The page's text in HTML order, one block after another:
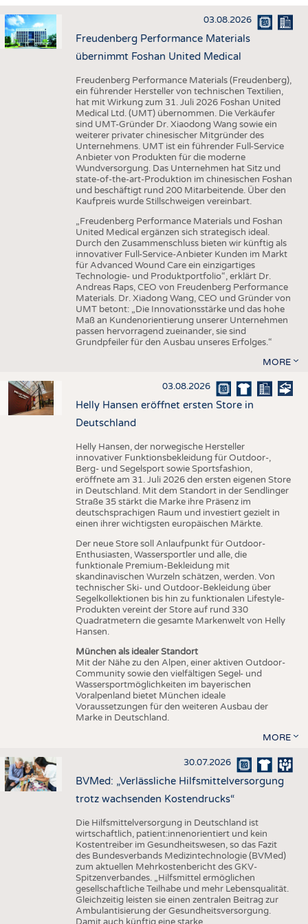
HAUS- UND HEIMTEXTILIEN
BEKLEIDUNG
TESTS
AUSSCHREIBUNGEN
DTV AUSSCHREIBUNGSDIENST
STATISTICS
DAUNENCHECK
ADRESSEN & LINKS
PUBLIKATIONEN
TERMINE
BRANCHENTERMINE
03.08.2026
Freudenberg Performance Materials
übernimmt Foshan United Medical
Freudenberg Performance Materials (Freudenberg),
ein führender Hersteller von technischen Textilien,
hat mit Wirkung zum 31. Juli 2026 Foshan United
Medical Ltd. (UMT) übernommen. Die Verkäufer
sind UMT-Gründer Dr. Xiaodong Wang sowie ein
weiterer privater chinesischer Mitgründer des
Unternehmens. UMT ist ein führender Full-Service
Anbieter von Produkten für die moderne
Wundversorgung. Das Unternehmen hat Sitz und
state-of-the-art-Produktion im chinesischen Foshan
und beschäftigt rund 200 Mitarbeitende. Über den
Kaufpreis wurde Stillschweigen vereinbart.
„Freudenberg Performance Materials und Foshan
United Medical ergänzen sich strategisch ideal.
Durch den Zusammenschluss bieten wir künftig als
innovativer Full-Service-Anbieter Kunden im Markt
für Advanced Wound Care ein einzigartiges
Technologie- und Produktportfolio“, erklärt Dr.
Andreas Raps, CEO von Freudenberg Performance
Materials. Dr. Xiadong Wang, CEO und Gründer von
UMT betont: „Die Innovationsstärke und das hohe
Maß an Kundenorientierung unserer Unternehmen
passen hervorragend zueinander, sie sind
Grundpfeiler für den Ausbau unseres Erfolges.“
MORE
03.08.2026
Helly Hansen eröffnet ersten Store in
Deutschland
Helly Hansen, der norwegische Hersteller
innovativer Funktionsbekleidung für Outdoor-,
Berg- und Segelsport sowie Sportsfashion,
eröffnete am 31. Juli 2026 den ersten eigenen Store
in Deutschland. Mit dem Standort in der Sendlinger
Straße 35 stärkt die Marke ihre Präsenz im
deutschsprachigen Raum und investiert gezielt in
einen ihrer wichtigsten europäischen Märkte.
Der neue Store soll Anlaufpunkt für Outdoor-
Enthusiasten, Wassersportler und alle, die
funktionale Premium-Bekleidung mit
skandinavischen Wurzeln schätzen, werden. Von
technischer Ski- und Outdoor-Bekleidung über
Segelkollektionen bis hin zu funktionalen Lifestyle-
Produkten vereint der Store auf rund 330
Quadratmetern die gesamte Markenwelt von Helly
Hansen.
München als idealer Standort
Mit der Nähe zu den Alpen, einer aktiven Outdoor-
Community sowie den vielfältigen Segel- und
Wassersportmöglichkeiten im bayerischen
Voralpenland bietet München ideale
Voraussetzungen für den weiteren Ausbau der
Marke in Deutschland.
MORE
30.07.2026
BVMed: „Verlässliche Hilfsmittelversorgung
trotz wachsenden Kostendrucks“
Die Hilfsmittelversorgung in Deutschland ist
wirtschaftlich, patient:innenorientiert und kein
Kostentreiber im Gesundheitswesen, so das Fazit
des Bundesverbands Medizintechnologie (BVMed)
zum aktuellen Mehrkostenbericht des GKV-
Spitzenverbandes. „Hilfsmittel ermöglichen
gesellschaftliche Teilhabe und mehr Lebensqualität.
Gleichzeitig leisten sie einen zentralen Beitrag zur
Ambulantisierung der Gesundheitsversorgung.
Damit auch künftig eine starke